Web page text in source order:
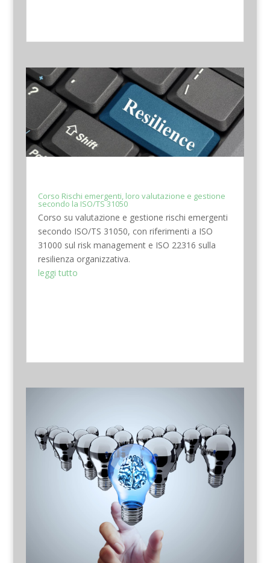
Corso Rischi emergenti, loro valutazione e gestione
secondo la ISO/TS 31050
Corso su valutazione e gestione rischi emergenti
secondo ISO/TS 31050, con riferimenti a ISO
31000 sul risk management e ISO 22316 sulla
resilienza organizzativa.
leggi tutto